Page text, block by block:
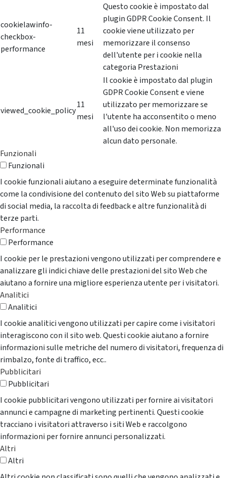
cookielawinfo-
checkbox-
performance
11
mesi
Questo cookie è impostato dal
plugin GDPR Cookie Consent. Il
cookie viene utilizzato per
memorizzare il consenso
dell'utente per i cookie nella
categoria Prestazioni
viewed_cookie_policy
11
mesi
Il cookie è impostato dal plugin
GDPR Cookie Consent e viene
utilizzato per memorizzare se
l'utente ha acconsentito o meno
all'uso dei cookie. Non memorizza
alcun dato personale.
Funzionali
Funzionali
I cookie funzionali aiutano a eseguire determinate funzionalità
come la condivisione del contenuto del sito Web su piattaforme
di social media, la raccolta di feedback e altre funzionalità di
terze parti.
Performance
Performance
I cookie per le prestazioni vengono utilizzati per comprendere e
analizzare gli indici chiave delle prestazioni del sito Web che
aiutano a fornire una migliore esperienza utente per i visitatori.
Analitici
Analitici
I cookie analitici vengono utilizzati per capire come i visitatori
interagiscono con il sito web. Questi cookie aiutano a fornire
informazioni sulle metriche del numero di visitatori, frequenza di
rimbalzo, fonte di traffico, ecc..
Pubblicitari
Pubblicitari
I cookie pubblicitari vengono utilizzati per fornire ai visitatori
annunci e campagne di marketing pertinenti. Questi cookie
tracciano i visitatori attraverso i siti Web e raccolgono
informazioni per fornire annunci personalizzati.
Altri
Altri